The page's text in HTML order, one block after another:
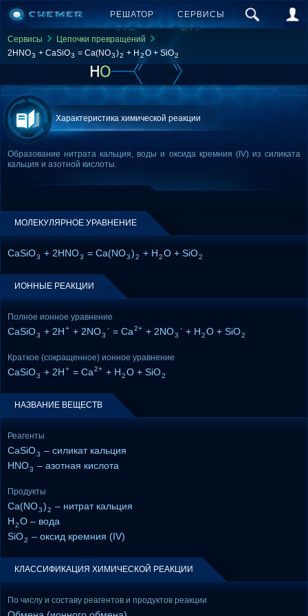
РЕШАТОР СЕРВИСЫ
Сервисы
Цепочки превращений
2HNO3 + CaSiO3 = Ca(NO3)2 + H 2O + SiO2
Характеристика химической реакции
Образование нитрата кальция, воды и оксида кремния (IV) из силиката
кальция и азотной кислоты.
МОЛЕКУЛЯРНОЕ УРАВНЕНИЕ
CaSiO3 + 2HNO3 = Ca(NO3)2 + H2O + SiO2
ИОННЫЕ РЕАКЦИИ
Полное ионное уравнение
CaSiO3 + 2H+ + 2NO3
- = Ca2+ + 2NO3
- + H2O + SiO2
Краткое (сокращенное) ионное уравнение
CaSiO3 + 2H+ = Ca2+ + H2O + SiO2
НАЗВАНИЕ ВЕЩЕСТВ
Реагенты
CaSiO3 – силикат кальция
HNO3 – азотная кислота
Продукты
Ca(NO3)2 – нитрат кальция
H2O – вода
SiO2 – оксид кремния (IV)
КЛАССИФИКАЦИЯ ХИМИЧЕСКОЙ РЕАКЦИИ
По числу и составу реагентов и продуктов реакции